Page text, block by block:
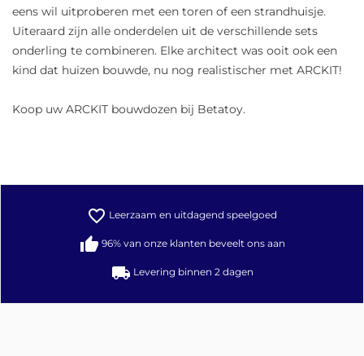
eens wil uitproberen met een toren of een strandhuisje.
Uiteraard zijn alle onderdelen uit de verschillende sets
onderling te combineren. Elke architect was ooit ook een
kind dat huizen bouwde, nu nog realistischer met ARCKIT!
Koop uw ARCKIT bouwdozen bij Betatoy.
favorite_border Leerzaam en uitdagend speelgoed
thumb_up 96% van onze klanten beveelt ons aan
local_shipping Levering binnen 2 dagen